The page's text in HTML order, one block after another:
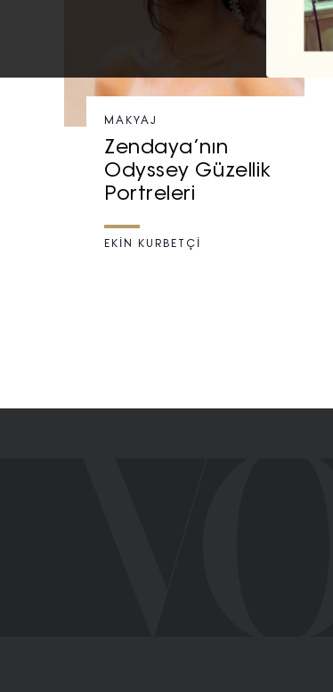
MAKYAJ
Zendaya’nın
Odyssey Güzellik
Portreleri
EKİN KURBETÇİ